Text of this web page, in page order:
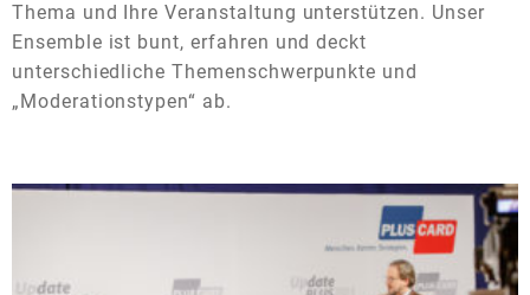
Thema und Ihre Veranstaltung unterstützen. Unser
Ensemble ist bunt, erfahren und deckt
unterschiedliche Themenschwerpunkte und
„Moderationstypen“ ab.